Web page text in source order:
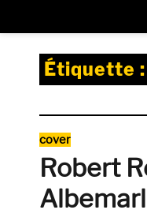
Étiquette :
Catégories
cover
Robert